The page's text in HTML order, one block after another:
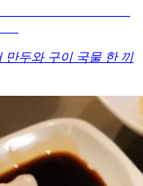
만두와 구이 국물 한 끼